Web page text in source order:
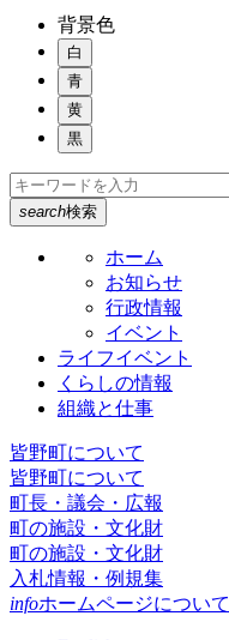
背景色
白
青
黄
黒
search検索
ホーム
お知らせ
行政情報
イベント
ライフイベント
くらしの情報
組織と仕事
皆野町について
皆野町について
町長・議会・広報
町の施設・文化財
町の施設・文化財
入札情報・例規集
infoホームページについて